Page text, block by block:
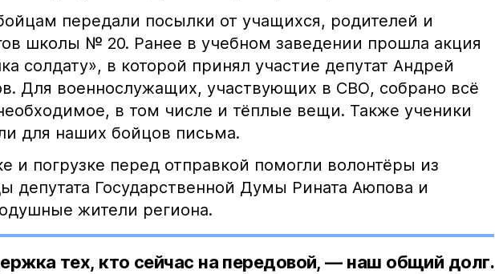
передали посылки от учащихся, родителей и
школы № 20. Ранее в учебном заведении прошла акция
солдату», в которой принял участие депутат Андрей
Для военнослужащих, участвующих в СВО, собрано всё
в том числе и тёплые вещи. Также ученики
для наших бойцов письма.
и погрузке перед отправкой помогли волонтёры из
депутата Государственной Думы Рината Аюпова и
жители региона.
тех, кто сейчас на передовой, — наш общий долг.